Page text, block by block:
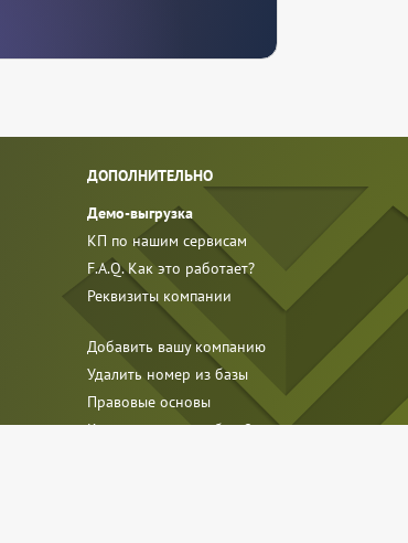
ДОПОЛНИТЕЛЬНО
Демо-выгрузка
КП по нашим сервисам
F.A.Q. Как это работает?
Реквизиты компании
Добавить вашу компанию
Удалить номер из базы
Правовые основы
Как использовать базу?